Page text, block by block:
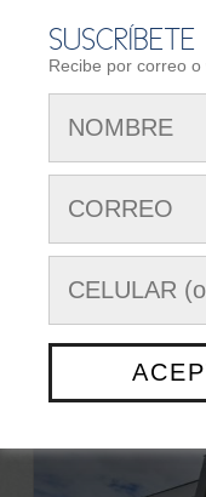
SUSCRÍBETE
Recibe por correo
Siguenos en:
NUESTRO